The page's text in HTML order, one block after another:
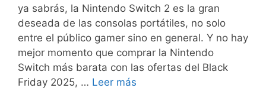
ya sabrás, la Nintendo Switch 2 es la gran
deseada de las consolas portátiles, no solo
entre el público gamer sino en general. Y no hay
mejor momento que comprar la Nintendo
Switch más barata con las ofertas del Black
Friday 2025, … Leer más